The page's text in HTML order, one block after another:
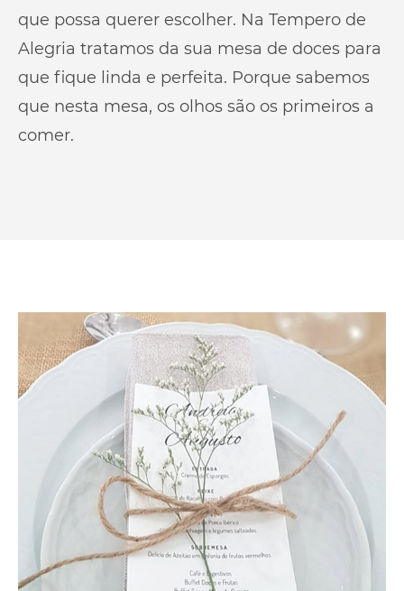
que possa querer escolher. Na Tempero de
Alegria tratamos da sua mesa de doces para
que fique linda e perfeita. Porque sabemos
que nesta mesa, os olhos são os primeiros a
comer.